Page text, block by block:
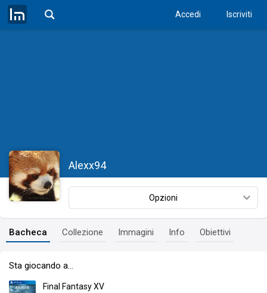
Accedi Iscriviti
Alexx94
Opzioni
Bacheca Collezione Immagini Info Obiettivi
Sta giocando a…
Final Fantasy XV